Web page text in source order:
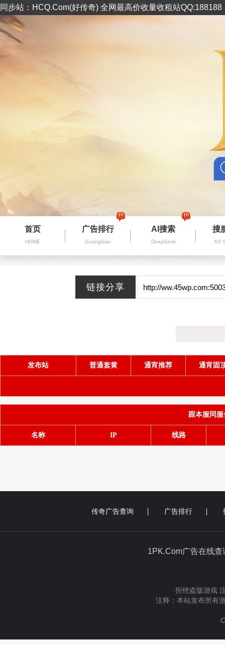
同步站：HCQ.Com(好传奇) 全网最高价收量收租站
首页
HOME
广告排行
GuangGao
AI搜索
DeepSeek
搜
AD
发布站 普通套黄 通宵推荐 通宵固
跟本服同服
名称 IP 线路
传奇广告查询 广告排行
1PK.Com广告在
拒绝盗版游戏
注释：本站发布所有